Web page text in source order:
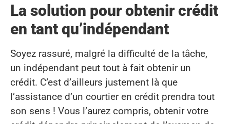
La solution pour obtenir crédit
en tant qu’indépendant
Soyez rassuré, malgré la difficulté de la tâche,
un indépendant peut tout à fait obtenir un
crédit. C’est d’ailleurs justement là que
l’assistance d’un courtier en crédit prendra tout
son sens ! Vous l’aurez compris, obtenir votre